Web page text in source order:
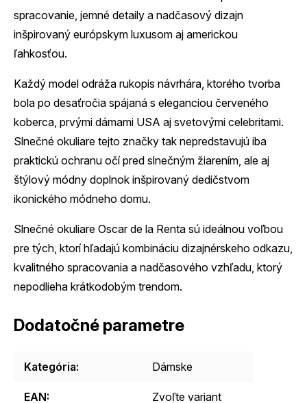
spracovanie, jemné detaily a nadčasový dizajn
inšpirovaný európskym luxusom aj americkou
ľahkosťou.
Každý model odráža rukopis návrhára, ktorého tvorba
bola po desaťročia spájaná s eleganciou červeného
koberca, prvými dámami USA aj svetovými celebritami.
Slnečné okuliare tejto značky tak nepredstavujú iba
praktickú ochranu očí pred slnečným žiarením, ale aj
štýlový módny doplnok inšpirovaný dedičstvom
ikonického módneho domu.
Slnečné okuliare Oscar de la Renta sú ideálnou voľbou
pre tých, ktorí hľadajú kombináciu dizajnérskeho odkazu,
kvalitného spracovania a nadčasového vzhľadu, ktorý
nepodlieha krátkodobým trendom.
Dodatočné parametre
Kategória: Dámske
EAN: Zvoľte variant